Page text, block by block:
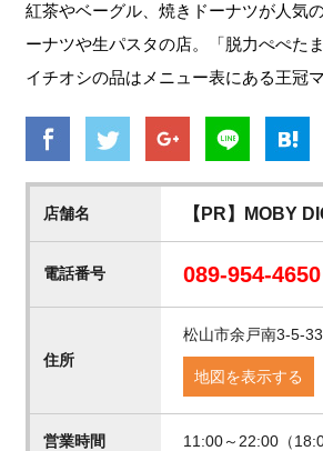
紅茶やベーグル、焼きドーナツが人気
ーナツや生パスタの店。「脱力ぺぺた
イチオシの品はメニュー表にある王冠
店舗名 【PR】MOBY
電話番号 089-954-4650
住所
松山市余戸南3-5-
地図を表示する
営業時間 11:00～22:00（